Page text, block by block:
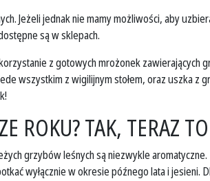
Jeżeli jednak nie mamy możliwości, aby
są w sklepach.
z gotowych mrożonek
wszystkim z wigilijnym stołem, oraz uszka
ROKU? TAK, TERAZ
grzybów leśnych są niezwykle
wyłącznie w okresie późnego lata i